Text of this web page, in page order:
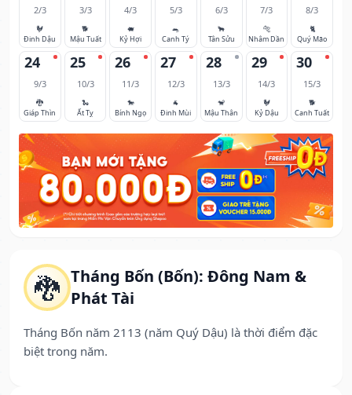
🐉 Tháng Bốn (Bốn): Đông Nam &
Phát Tài
Tháng Bốn năm 2113 (năm Quý Dậu) là thời điểm đặc
biệt trong năm.
2/3
🐓
Đinh Dậu
3/3
🐕
Mậu Tuất
4/3
🐖
Kỷ Hợi
5/3
🐀
Canh Tý
6/3
🐂
Tân Sửu
7/3
🐅
Nhâm Dần
8/3
🐈
Quý Mão
24
9/3
🐉
Giáp Thìn
25
10/3
🐍
Ất Tỵ
26
11/3
🐎
Bính Ngọ
27
12/3
🐐
Đinh Mùi
28
13/3
🐒
Mậu Thân
29
14/3
🐓
Kỷ Dậu
30
15/3
🐕
Canh Tuất